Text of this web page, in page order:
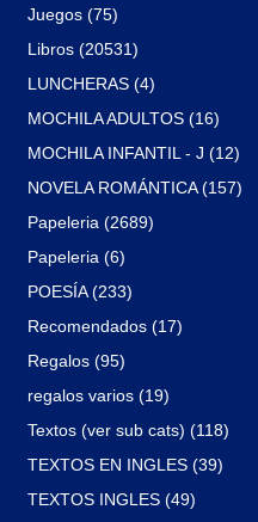
Juegos (75)
Libros (20531)
LUNCHERAS (4)
MOCHILA ADULTOS (16)
MOCHILA INFANTIL - J (12)
NOVELA ROMÁNTICA (157)
Papeleria (2689)
Papeleria (6)
POESÍA (233)
Recomendados (17)
Regalos (95)
regalos varios (19)
Textos (ver sub cats) (118)
TEXTOS EN INGLES (39)
TEXTOS INGLES (49)